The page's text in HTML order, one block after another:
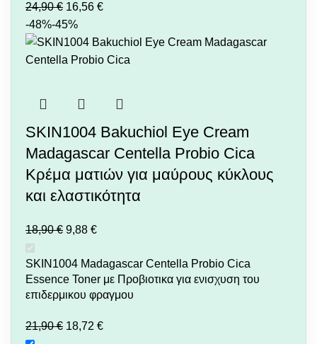
24,90€ 16,56 €
-48%-45%
SKIN1004 Bakuchiol Eye Cream
Madagascar Centella Probio Cica
Kρέμα ματιών για μαύρους κύκλους
και ελαστικότητα
18,90€ 9,88 €
SKIN1004 Madagascar Centella Probio Cica
Essence Toner με Προβιοτικα για ενισχυση του
επιδερμικου φραγμου
21,90€ 18,72 €